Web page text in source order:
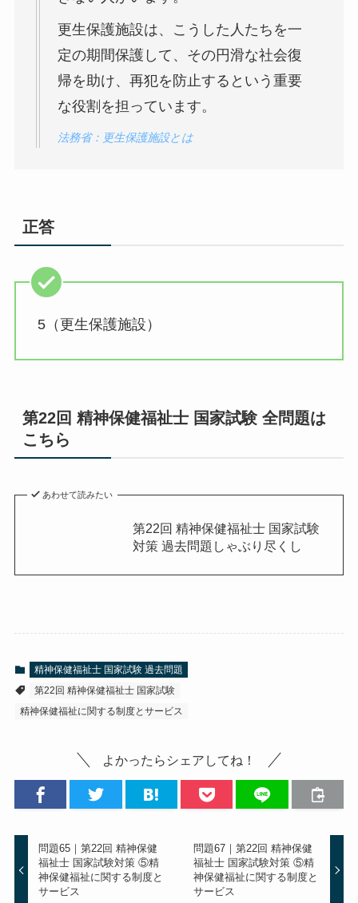
更生保護施設は、こうした人たちを一
定の期間保護して、その円滑な社会復
帰を助け、再犯を防止するという重要
な役割を担っています。
法務省：更生保護施設とは
正答
5（更生保護施設）
第22回 精神保健福祉士 国家試験 全問題は
こちら
あわせて読みたい
第22回 精神保健福祉士 国家試験
対策 過去問題しゃぶり尽くし
精神保健福祉士 国家試験 過去問題
第22回 精神保健福祉士 国家試験
精神保健福祉に関する制度とサービス
よかったらシェアしてね！
問題65｜第22回 精神保健
福祉士 国家試験対策 ⑤精
神保健福祉に関する制度と
サービス
問題67｜第22回 精神保健
福祉士 国家試験対策 ⑤精
神保健福祉に関する制度と
サービス